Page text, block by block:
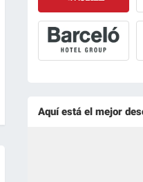
Aquí está el mejor